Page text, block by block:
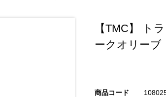
【TMC】 ト
ークオリーブ
商品コード